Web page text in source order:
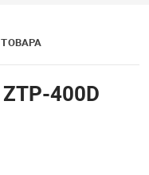
400D